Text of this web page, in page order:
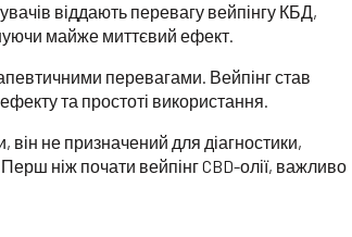
віддають перевагу вейпінгу КБД,
майже миттєвий ефект.
перевагами. Вейпінг став
та простоті використання.
не призначений для діагностики,
ніж почати вейпінг CBD-олії, важливо